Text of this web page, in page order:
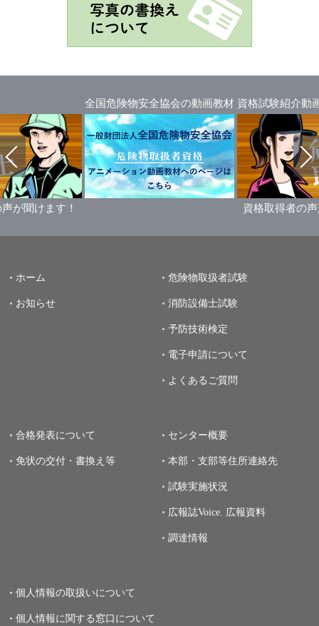
全国危険物安全協会の動画教材 資格試験紹介動画
資格取得者の声が聞けます！
ホーム
お知らせ
危険物取扱者試験
消防設備士試験
予防技術検定
電子申請について
よくあるご質問
合格発表について
免状の交付・書換え等
センター概要
本部・支部等住所連絡先
試験実施状況
広報誌Voice. 広報資料
調達情報
個人情報の取扱いについて
個人情報に関する窓口について